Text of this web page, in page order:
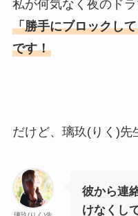
私が何気なく夜のドラ
「勝手にブロックし
です！
だけど、璃玖(りく)先
彼から連
けなくし